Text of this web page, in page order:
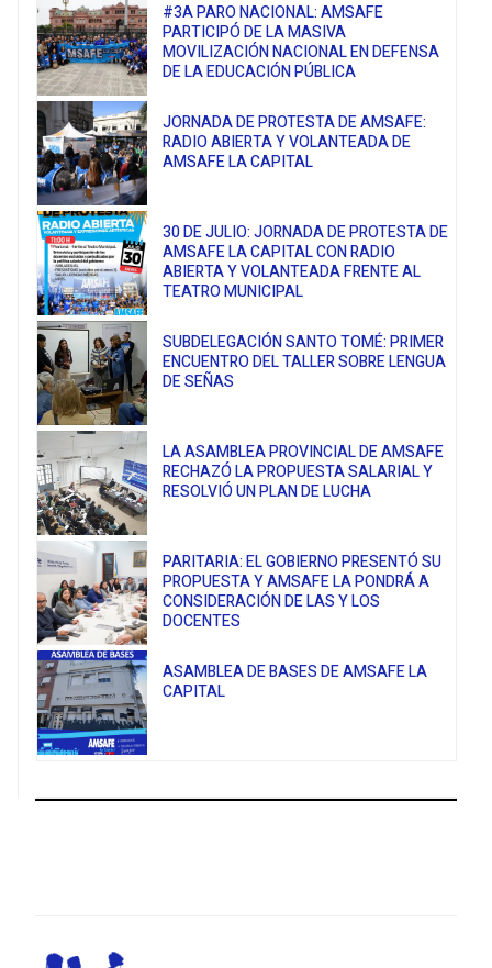
#3A PARO NACIONAL: AMSAFE
PARTICIPÓ DE LA MASIVA
MOVILIZACIÓN NACIONAL EN DEFENSA
DE LA EDUCACIÓN PÚBLICA
JORNADA DE PROTESTA DE AMSAFE:
RADIO ABIERTA Y VOLANTEADA DE
AMSAFE LA CAPITAL
30 DE JULIO: JORNADA DE PROTESTA DE
AMSAFE LA CAPITAL CON RADIO
ABIERTA Y VOLANTEADA FRENTE AL
TEATRO MUNICIPAL
SUBDELEGACIÓN SANTO TOMÉ: PRIMER
ENCUENTRO DEL TALLER SOBRE LENGUA
DE SEÑAS
LA ASAMBLEA PROVINCIAL DE AMSAFE
RECHAZÓ LA PROPUESTA SALARIAL Y
RESOLVIÓ UN PLAN DE LUCHA
PARITARIA: EL GOBIERNO PRESENTÓ SU
PROPUESTA Y AMSAFE LA PONDRÁ A
CONSIDERACIÓN DE LAS Y LOS
DOCENTES
ASAMBLEA DE BASES DE AMSAFE LA
CAPITAL